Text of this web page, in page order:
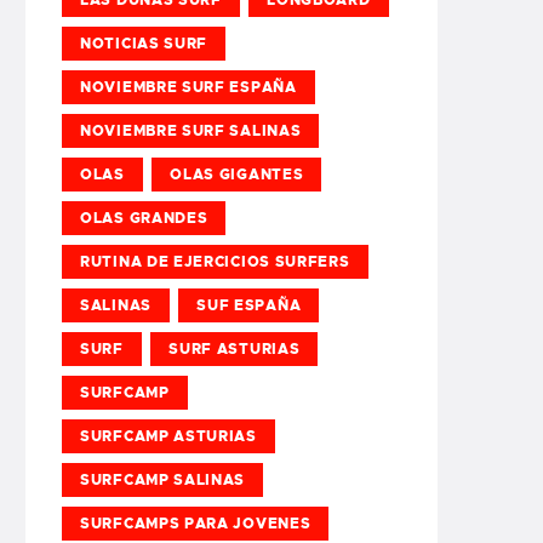
NOTICIAS SURF
NOVIEMBRE SURF ESPAÑA
NOVIEMBRE SURF SALINAS
OLAS OLAS GIGANTES
OLAS GRANDES
RUTINA DE EJERCICIOS SURFERS
SALINAS SUF ESPAÑA
SURF SURF ASTURIAS
SURFCAMP
SURFCAMP ASTURIAS
SURFCAMP SALINAS
SURFCAMPS PARA JOVENES